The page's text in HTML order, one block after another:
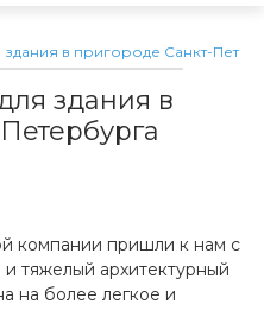
в пригороде Санкт-
здания в
компании пришли к нам с
тяжелый архитектурный
на более легкое и